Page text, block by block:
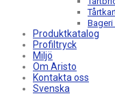
Produktkatalog
Profiltryck
Miljö
Om Aristo
Kontakta oss
Svenska